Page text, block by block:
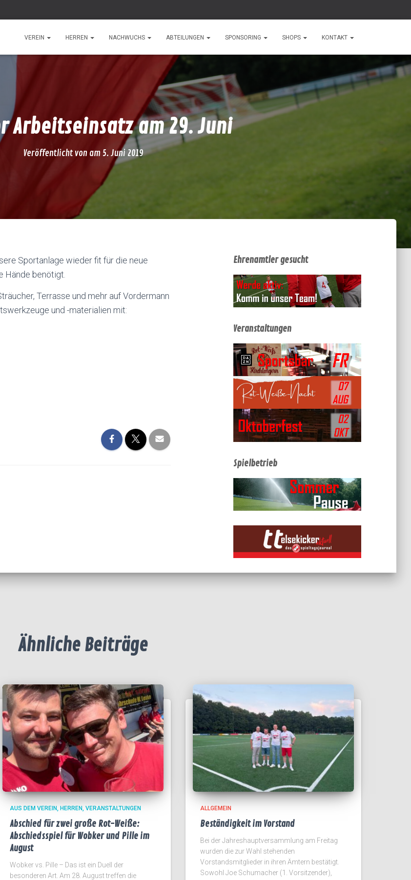
VEREIN HERREN NACHWUCHS ABTEILUNGEN SPONSORING SHOPS KONTAKT
Arbeitseinsatz am 29. Juni
Veröffentlicht von am 5. Juni 2019
Sportanlage wieder fit für die neue
Hände benötigt.
Terrasse und mehr auf Vordermann
und -materialien mit:
Ehrenamtler gesucht
Veranstaltungen
Spielbetrieb
Ähnliche Beiträge
AUS DEM VEREIN HERREN VERANSTALTUNGEN
Abschied für zwei große Rot-Weiße:
Abschiedsspiel für Wobker und Pille im
August
Wobker vs. Pille – Das ist ein Duell der
besonderen Art. Am 28. August treffen die
ALLGEMEIN
Beständigkeit im Vorstand
Bei der Jahreshauptversammlung am Freitag
wurden die zur Wahl stehenden
Vorstandsmitglieder in ihren Ämtern bestätigt.
Sowohl Joe Schumacher (1. Vorsitzender),